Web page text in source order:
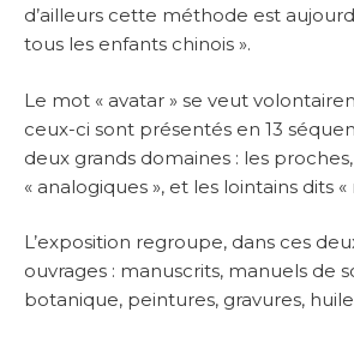
d’ailleurs cette méthode est
tous les enfants chinois ».
Le mot « avatar » se veut
ceux-ci sont présentés en 13
deux grands domaines : les
« analogiques », et les lointains dits
L’exposition regroupe, dans ces
ouvrages : manuscrits, manuels de
botanique, peintures, gravures,